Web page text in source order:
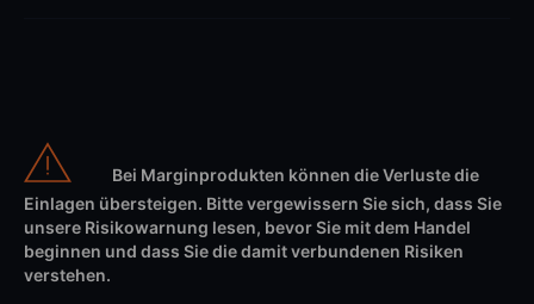
Bei Marginprodukten können die Verluste die
Einlagen übersteigen. Bitte vergewissern Sie sich, dass Sie
unsere Risikowarnung lesen, bevor Sie mit dem Handel
beginnen und dass Sie die damit verbundenen Risiken
verstehen.